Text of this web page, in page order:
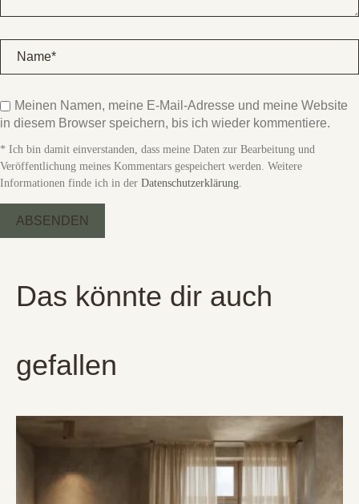
Meinen Namen, meine E-Mail-Adresse und meine Website
in diesem Browser speichern, bis ich wieder kommentiere.
* Ich bin damit einverstanden, dass meine Daten zur Bearbeitung und
Veröffentlichung meines Kommentars gespeichert werden. Weitere
Informationen finde ich in der Datenschutzerklärung.
Das könnte dir auch
gefallen